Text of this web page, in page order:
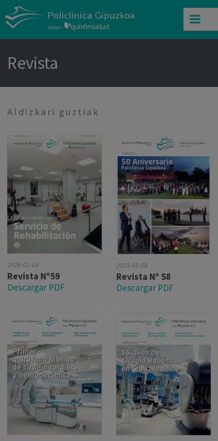
Revista
Aldizkari guztiak
2026-02-02
Revista Nº59
Descargar PDF
2025-08-08
Revista Nº 58
Descargar PDF